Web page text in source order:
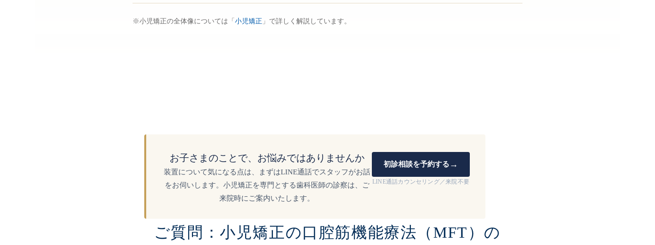
※小児矯正の全体像については「 小児矯正 」で詳しく解説しています。
お子さまのことで、お悩みではありませんか
装置について気になる点は、まずはLINE通話でスタッフがお話
をお伺いします。小児矯正を専門とする歯科医師の診察は、ご
来院時にご案内いたします。
初診相談を予約する →
LINE通話カウンセリング／来院不要
ご質問：小児矯正の口腔筋機能療法（MFT）の